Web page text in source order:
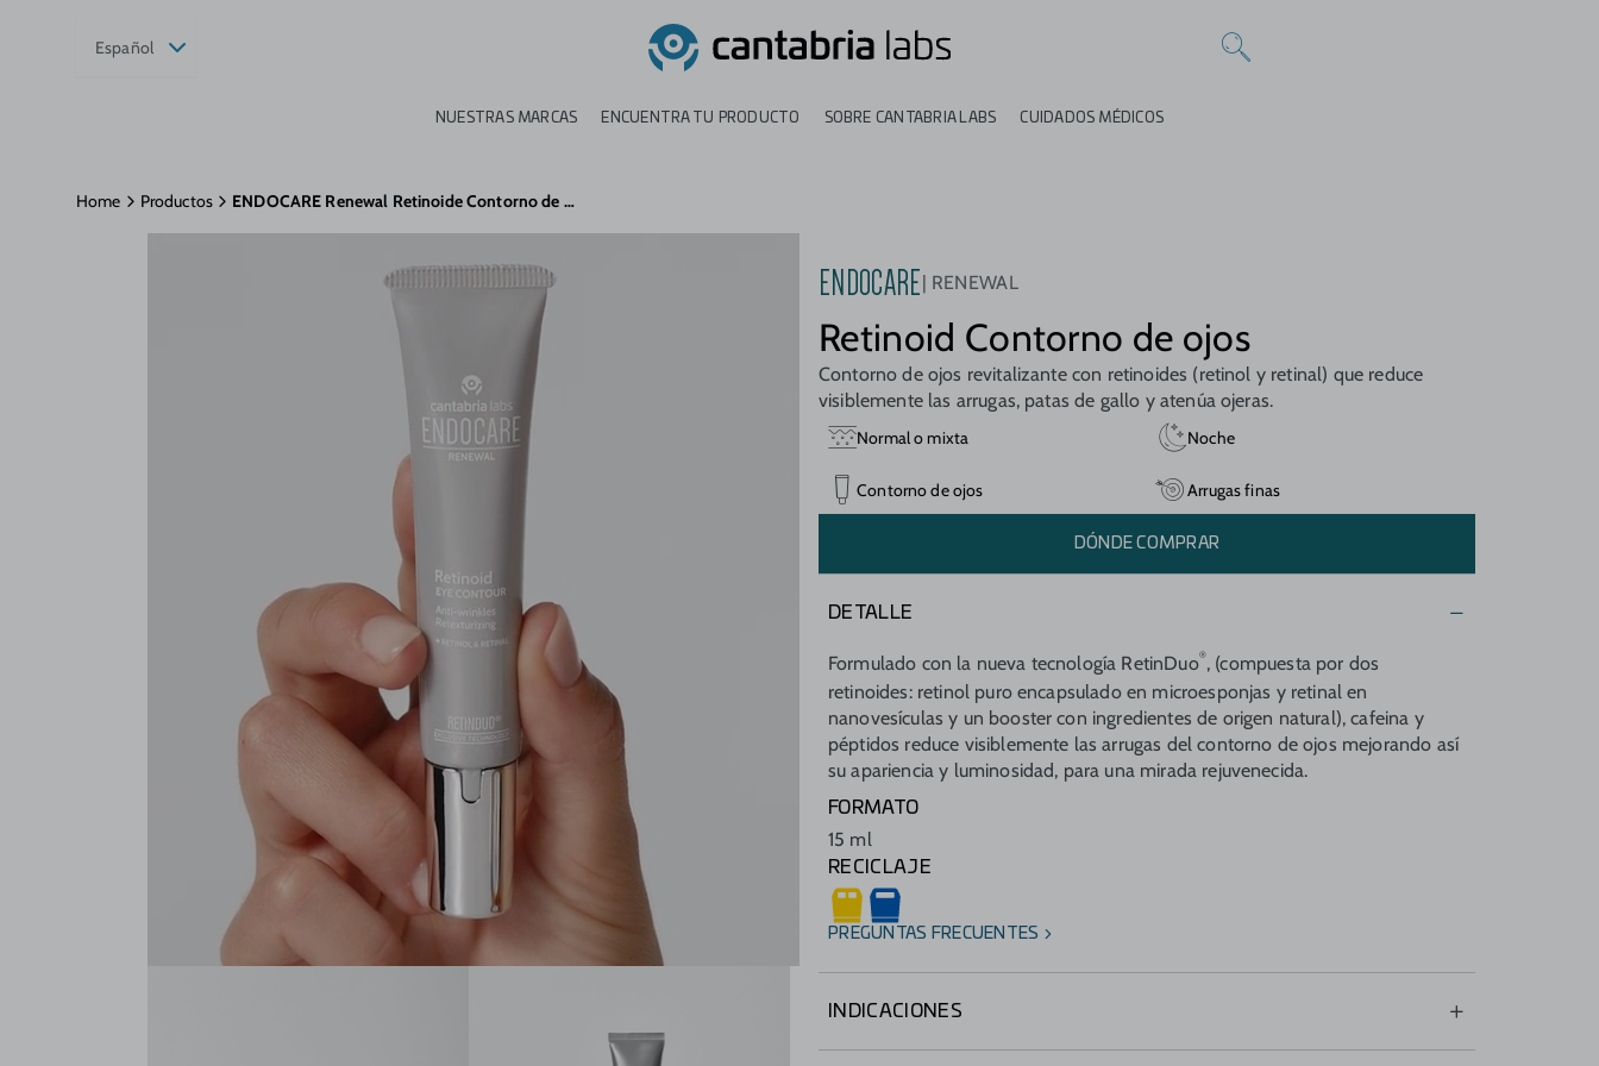
Español
NUESTRAS MARCAS ENCUENTRA TU PRODUCTO SOBRE CANTABRIA LABS CUIDADOS MÉDICOS
Home Productos ENDOCARE Renewal Retinoide Contorno de ojos
ENDOCARE RENEWAL
Retinoid Contorno de ojos
Contorno de ojos revitalizante con retinoides (retinol y retinal) que reduce
visiblemente las arrugas, patas de gallo y atenúa ojeras.
Normal o mixta Noche
Contorno de ojos Arrugas finas
DÓNDE COMPRAR
DETALLE
Formulado con la nueva tecnología RetinDuo®, (compuesta por dos
retinoides: retinol puro encapsulado en microesponjas y retinal en
nanovesículas y un booster con ingredientes de origen natural), cafeina y
péptidos reduce visiblemente las arrugas del contorno de ojos mejorando así
su apariencia y luminosidad, para una mirada rejuvenecida.
FORMATO
15 ml
RECICLAJE
PREGUNTAS FRECUENTES
INDICACIONES